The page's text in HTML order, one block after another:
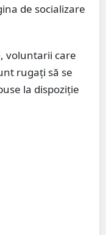
de socializare
voluntarii care
rugați să se
la dispoziție